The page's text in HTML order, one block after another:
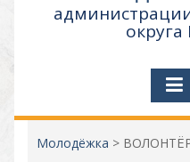
округа
Молодёжка >